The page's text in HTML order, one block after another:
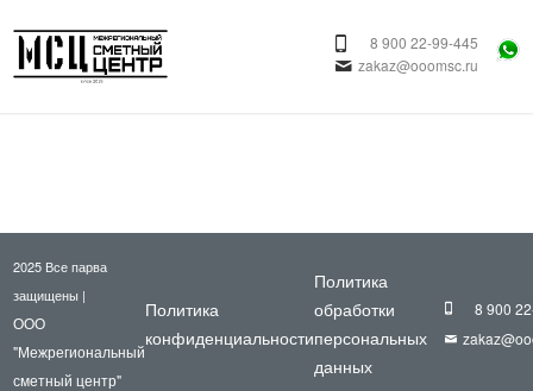
8 900 22-99-445
zakaz@ooomsc.ru
2025 Все парва
защищены |
ООО
"Межрегиональный
сметный центр"
Политика
конфиденциальности
Политика
обработки
персональных
данных
8 900